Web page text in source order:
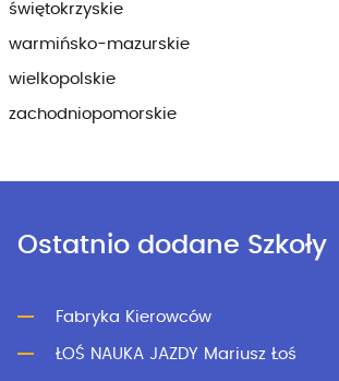
świętokrzyskie
warmińsko-mazurskie
wielkopolskie
zachodniopomorskie
Ostatnio dodane Szkoły
Fabryka Kierowców
ŁOŚ NAUKA JAZDY Mariusz Łoś